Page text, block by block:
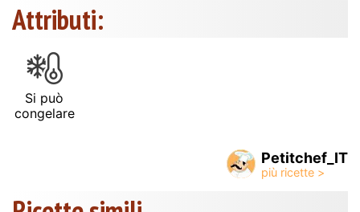
Attributi:
Si può
congelare
Petitchef_IT